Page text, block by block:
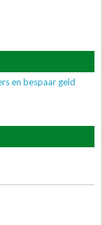
en bespaar geld